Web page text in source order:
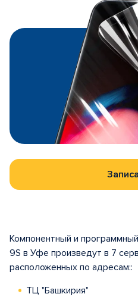
Компонентный и
9S в Уфе произведут в 7
расположенных по адресам::
ТЦ "Башкирия"